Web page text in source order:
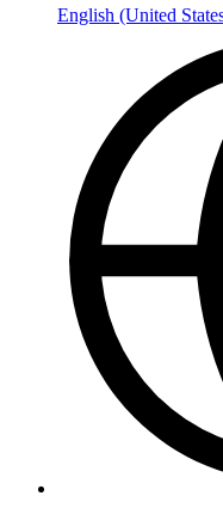
English (United